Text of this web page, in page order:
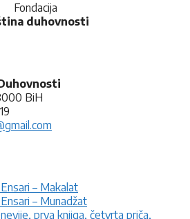
Fondacija
duhovnosti
BiH
– Makalat
– Munadžat
prva knjiga, četvrta priča,